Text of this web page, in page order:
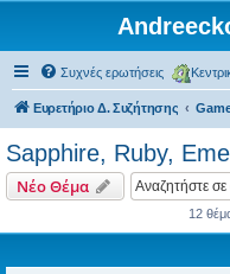
Συχνές ερωτήσεις
Ευρετήριο Δ. Συζήτησης
Sapphire, Ruby,
Νέο Θέμα
12